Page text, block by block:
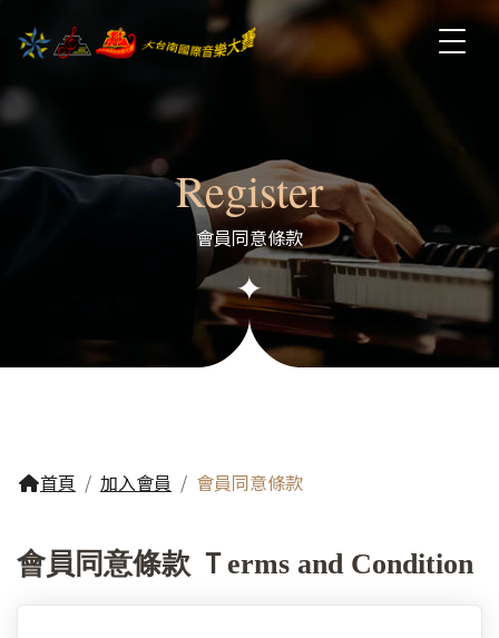
Register
會員同意條款
首頁 加入會員 會員同意條款
會員同意條款 Ｔerms and Condition